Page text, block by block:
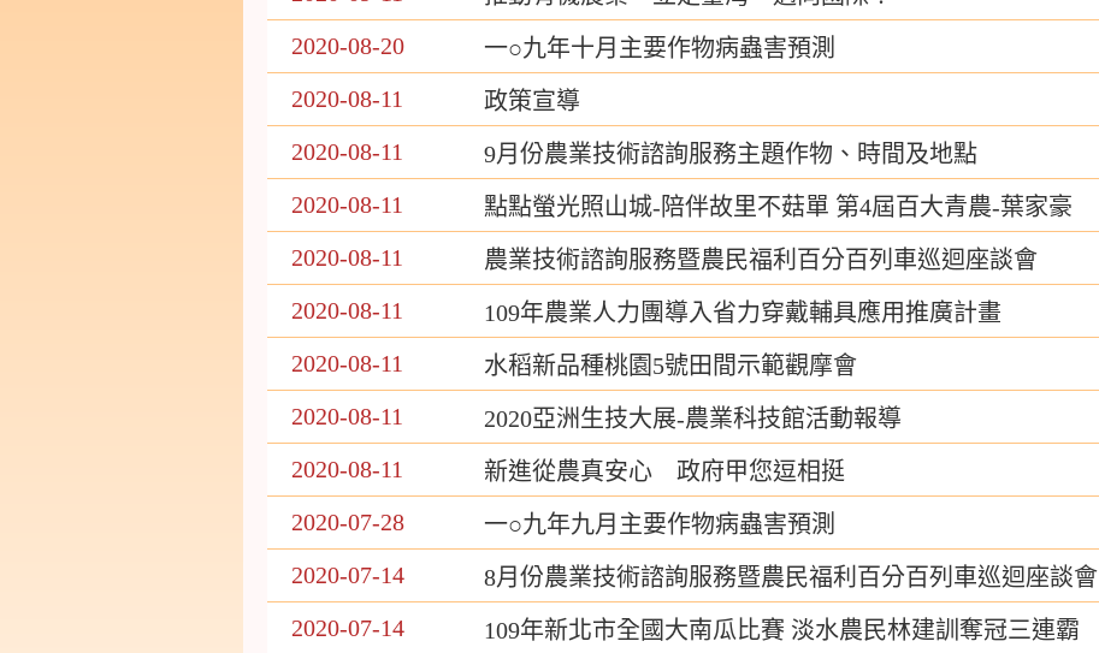
2020-08-20
一○九年十月主要作物病蟲害預測
2020-08-11
政策宣導
2020-08-11
9月份農業技術諮詢服務主題作物、時間及地點
2020-08-11
點點螢光照山城-陪伴故里不菇單 第4屆百大青農-葉家豪
2020-08-11
農業技術諮詢服務暨農民福利百分百列車巡迴座談會
2020-08-11
109年農業人力團導入省力穿戴輔具應用推廣計畫
2020-08-11
水稻新品種桃園5號田間示範觀摩會
2020-08-11
2020亞洲生技大展-農業科技館活動報導
2020-08-11
新進從農真安心 政府甲您逗相挺
2020-07-28
一○九年九月主要作物病蟲害預測
2020-07-14
8月份農業技術諮詢服務暨農民福利百分百列車巡迴座談會
2020-07-14
109年新北市全國大南瓜比賽 淡水農民林建訓奪冠三連霸